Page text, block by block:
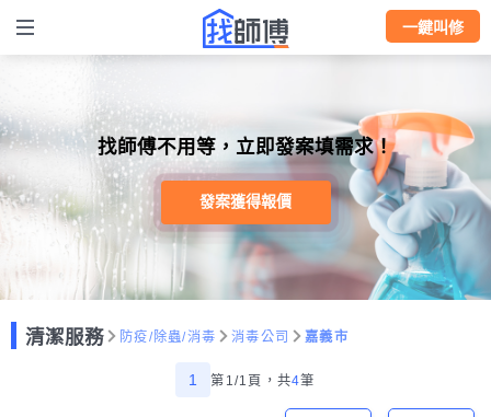
一鍵叫修
找師傅不用等，立即發案填需求！
發案獲得報價
清潔服務 防疫/除蟲/消毒 消毒公司 嘉義市
1 第1/1頁， 共4筆